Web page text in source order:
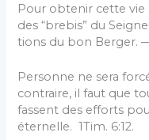
Pour obtenir cette vie
des “brebis” du
tions du bon Berger. —
Personne ne sera
contraire, il faut que
fassent des efforts
éternelle. 1Tim. 6:12.